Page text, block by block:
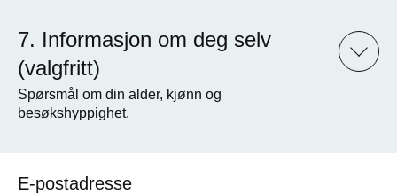
Informasjon om deg selv
(valgfritt)
Spørsmål om din alder, kjønn og
besøkshyppighet.
E-postadresse